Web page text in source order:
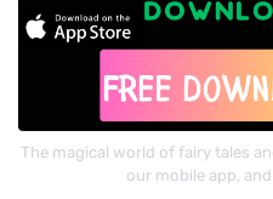
The magical world of fairy tales
our mobile app,